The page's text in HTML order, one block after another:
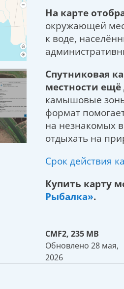
На карте
окружающей
к воде,
Спутниковая
местности ещё
камышовые
формат
на незнакомых
отдыхать на
Срок действия
Купить карту
Рыбалка».
CMF2, 235 MB
Обновлено 28 мая,
2026